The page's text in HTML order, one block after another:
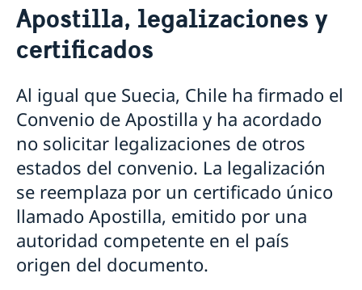
Votar desde el extranjero
Pasaporte y cédula de identidad
Requisitos para menores de edad
Número de coordinación
Cédula nacional de identidad
Renovar licencia de conducir
Pasaporte provisorio
Extravío de pasaporte
Registro de nombres
Notificación de nacionalidad de menores con padre
soltero sueco
Perder o conservar la ciudadanía sueca
Doble nacionalidad
Pensión y fe de vida
Solicitar la pensión sueca
Certificado fe de vida
Certificado sobre pensión sueca
Casarse
Divorciarse
Apostilla, legalizaciones y certificados
Traducciones
Cambio de domicilio
Fallecimiento
Herencias internacionales
Ayuda jurídica
Servicio para empresas suecas
Apostilla, legalizaciones y
certificados
Al igual que Suecia, Chile ha firmado el
Convenio de Apostilla y ha acordado
no solicitar legalizaciones de otros
estados del convenio. La legalización
se reemplaza por un certificado único
llamado Apostilla, emitido por una
autoridad competente en el país
origen del documento.